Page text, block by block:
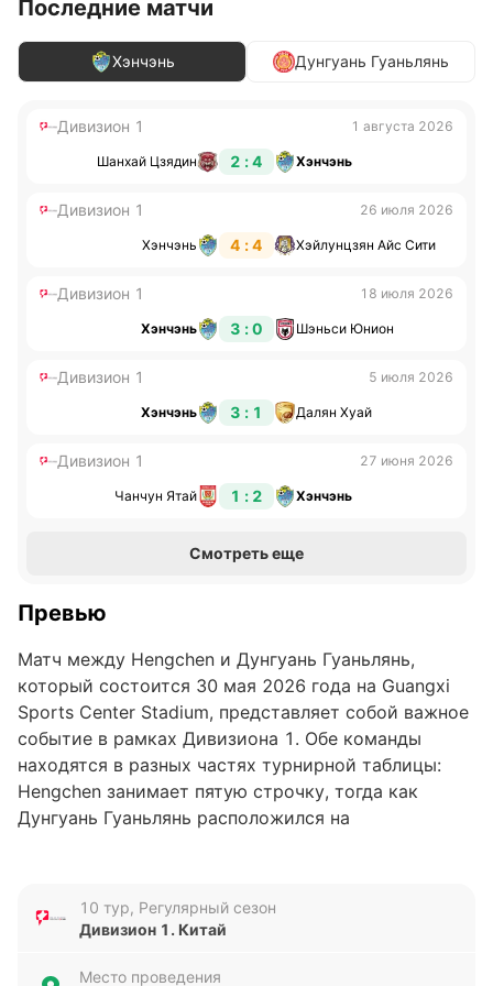
Последние матчи
Хэнчэнь Дунгуань Гуаньлянь
Дивизион 1 1 августа 2026
Шанхай Цзядин 2 : 4 Хэнчэнь
Дивизион 1 26 июля 2026
Хэнчэнь 4 : 4 Хэйлунцзян Айс Сити
Дивизион 1 18 июля 2026
Хэнчэнь 3 : 0 Шэньси Юнион
Дивизион 1 5 июля 2026
Хэнчэнь 3 : 1 Далян Хуай
Дивизион 1 27 июня 2026
Чанчун Ятай 1 : 2 Хэнчэнь
Смотреть еще
Превью
Матч между Hengchen и Дунгуань Гуаньлянь,
который состоится 30 мая 2026 года на Guangxi
Sports Center Stadium, представляет собой важное
событие в рамках Дивизиона 1. Обе команды
находятся в разных частях турнирной таблицы:
Hengchen занимает пятую строчку, тогда как
Дунгуань Гуаньлянь расположился на
высокие позиции в чемпионате.
10 тур, Регулярный сезон
Дивизион 1. Китай
Место проведения